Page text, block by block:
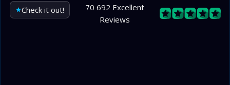
Check it out!
70 692 Excellent
Reviews